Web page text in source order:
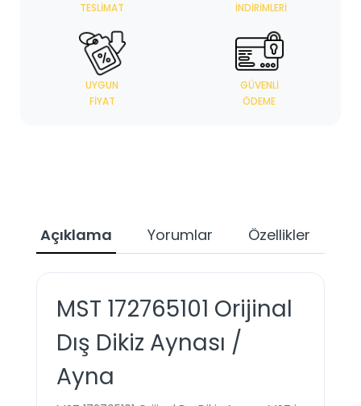
TESLIMAT
İNDIRIMLERI
UYGUN
FIYAT
GÜVENLI
ÖDEME
Açıklama Yorumlar Özellikler
MST 172765101 Orijinal
Dış Dikiz Aynası /
Ayna